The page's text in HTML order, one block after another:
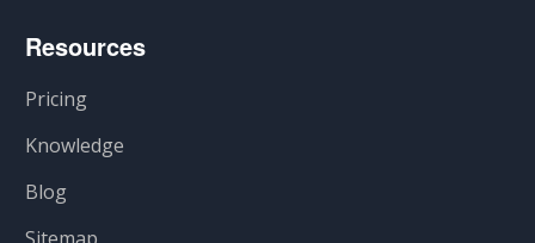
Resources
Pricing
Knowledge
Blog